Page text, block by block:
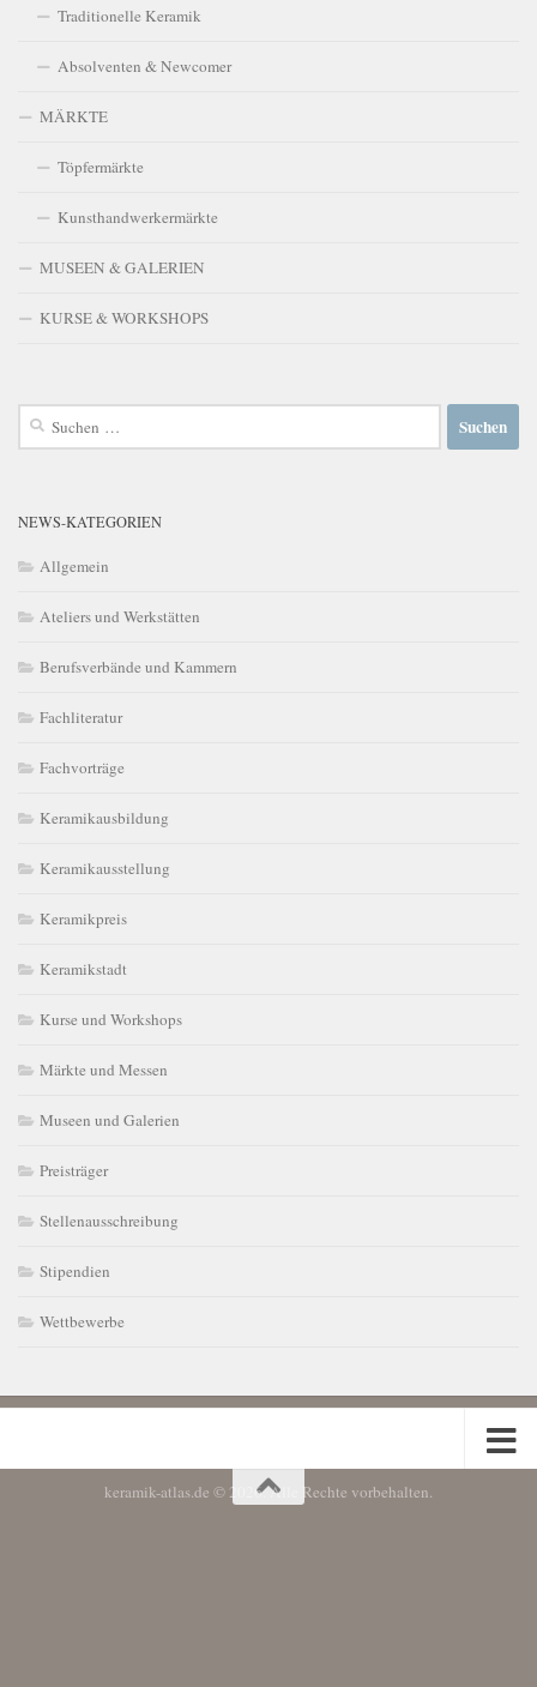
Traditionelle Keramik
Absolventen & Newcomer
MÄRKTE
Töpfermärkte
Kunsthandwerkermärkte
MUSEEN & GALERIEN
KURSE & WORKSHOPS
Suchen
NEWS-KATEGORIEN
Allgemein
Ateliers und Werkstätten
Berufsverbände und Kammern
Fachliteratur
Fachvorträge
Keramikausbildung
Keramikausstellung
Keramikpreis
Keramikstadt
Kurse und Workshops
Märkte und Messen
Museen und Galerien
Preisträger
Stellenausschreibung
Stipendien
Wettbewerbe
keramik-atlas.de © 2026. Alle Rechte vorbehalten.